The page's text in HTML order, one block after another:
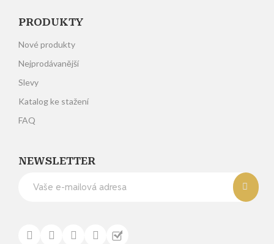
PRODUKTY
Nové produkty
Nejprodávanější
Slevy
Katalog ke stažení
FAQ
NEWSLETTER